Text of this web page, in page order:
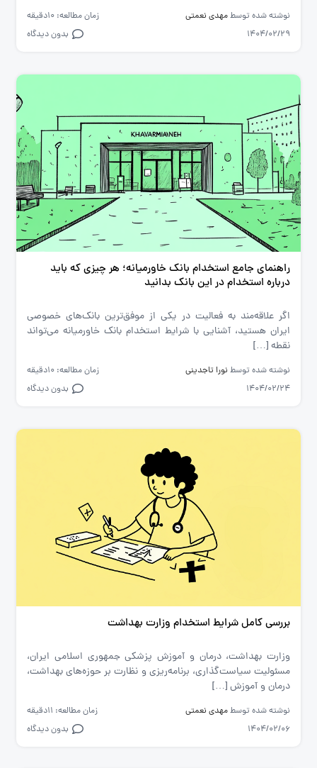
نوشته شده توسطمهدی نعمتی
زمان مطالعه: 10دقیقه
1404/02/29
بدون دیدگاه
راهنمای جامع استخدام بانک خاورمیانه؛ هر چیزی که باید
درباره استخدام در این بانک بدانید
اگر علاقه‌مند به فعالیت در یکی از موفق‌ترین بانک‌های خصوصی
ایران هستید، آشنایی با شرایط استخدام بانک خاورمیانه می‌تواند
نقطه […]
نوشته شده توسط نورا تاجدینی
زمان مطالعه: 10دقیقه
1404/02/24
بدون دیدگاه
بررسی کامل شرایط استخدام وزارت بهداشت
وزارت بهداشت، درمان و آموزش پزشکی جمهوری اسلامی ایران،
مسئولیت سیاست‌گذاری، برنامه‌ریزی و نظارت بر حوزه‌های بهداشت،
درمان و آموزش […]
نوشته شده توسطمهدی نعمتی
زمان مطالعه: 11دقیقه
1404/02/06
بدون دیدگاه